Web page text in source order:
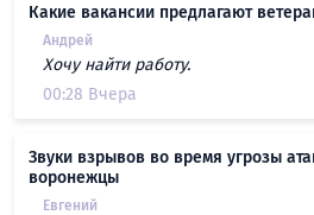
Какие вакансии предлагают
Андрей
Хочу найти работу.
00:28 Вчера
Звуки взрывов во время угрозы
воронежцы
Евгений